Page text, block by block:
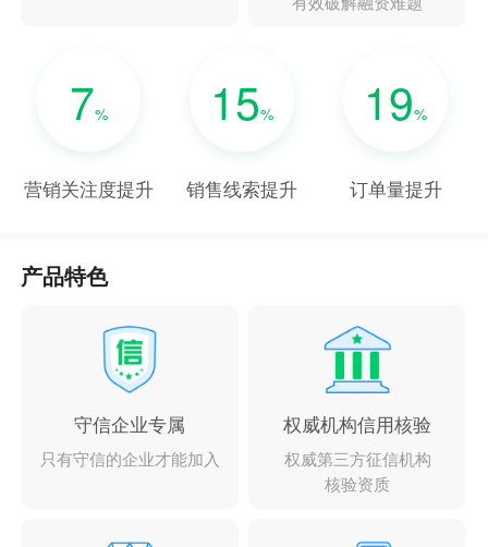
7%
营销关注度提升
15%
销售线索提升
19%
订单量提升
产品特色
守信企业专属
只有守信的企业才能加入
权威机构信用核验
权威第三方征信机构
核验资质